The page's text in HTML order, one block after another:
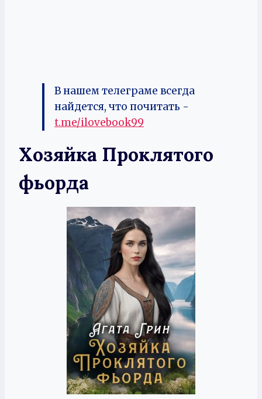
В нашем телеграме всегда
найдется, что почитать -
t.me/ilovebook99
Хозяйка Проклятого
фьорда